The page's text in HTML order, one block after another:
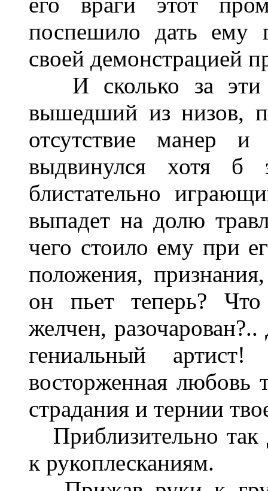
поспешило дать ему
своей демонстрацией
И сколько за эти
вышедший из низов,
отсутствие манер и
выдвинулся хотя б
блистательно
выпадет на долю
чего стоило ему при
положения,
он пьет теперь?
желчен,
гениальный
восторженная любовь
страдания и тернии
Приблизительно так
к рукоплесканиям.